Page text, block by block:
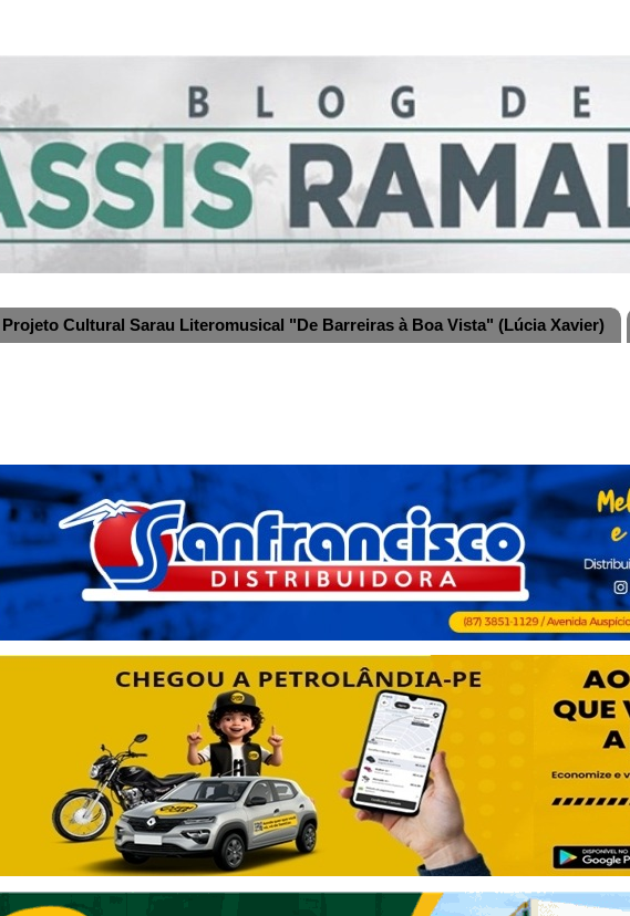
Projeto Cultural Sarau Literomusical "De Barreiras à Boa Vista" (Lúcia Xavier)